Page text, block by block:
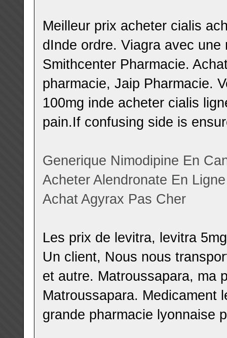
Meilleur prix acheter cialis
dInde ordre. Viagra avec
Smithcenter Pharmacie.
pharmacie, Jaip Pharmacie.
100mg inde acheter cialis
pain.If confusing side is
Generique Nimodipine En
Acheter Alendronate En Ligne
Achat Agyrax Pas Cher
Les prix de levitra, levitra
Un client, Nous nous
et autre. Matroussapara, ma
Matroussapara. Medicament
grande pharmacie lyonnaise